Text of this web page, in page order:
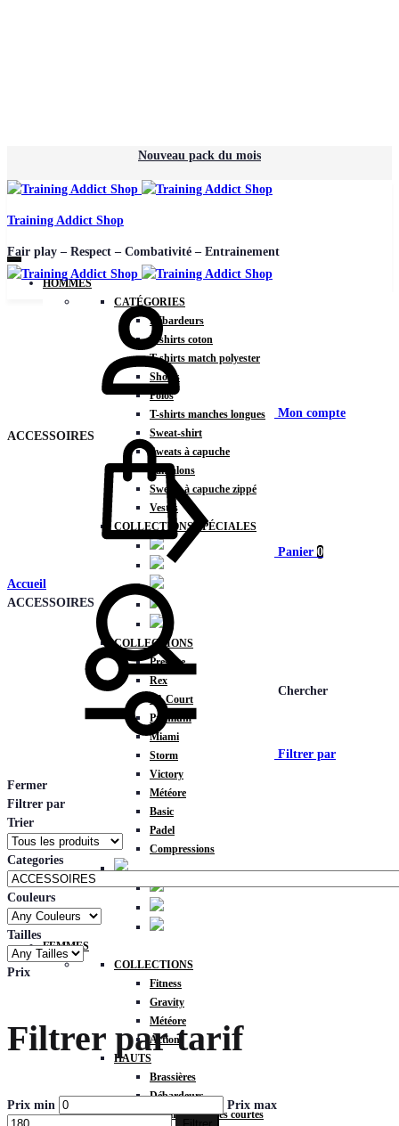
Nouveau pack du mois
Training Addict Shop
Fair play – Respect – Combativité – Entrainement
HOMMES
CATÉGORIES
Débardeurs
T-shirts coton
T-shirts match polyester
Shorts
Polos
T-shirts manches longues
Sweat-shirt
Sweats à capuche
Pantalons
Sweats à capuche zippé
Vestes
COLLECTIONS SPÉCIALES
COLLECTIONS
Prestige
Rex
TA Court
Premium
Miami
Storm
Victory
Météore
Basic
Padel
Compressions
FEMMES
COLLECTIONS
Fitness
Gravity
Météore
Action
HAUTS
Brassières
Débardeurs
T-shirts manches courtes
Mon compte
Panier 0
Chercher
ACCESSOIRES
Accueil
ACCESSOIRES
Filtrer par
Fermer
Filtrer par
Trier
Categories
Couleurs
Tailles
Prix
Filtrer par tarif
Prix min
Prix max